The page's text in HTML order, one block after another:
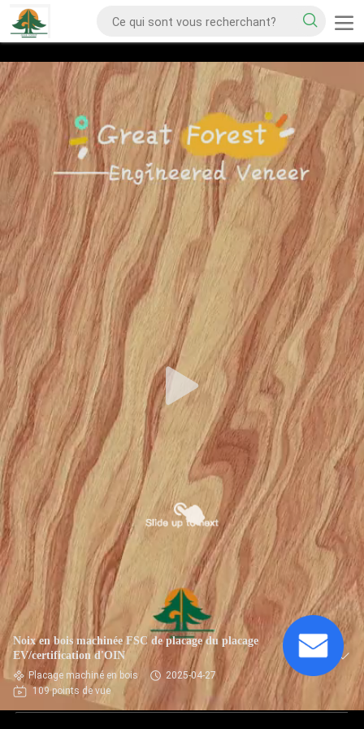
Noix en bois machinée FSC de placage du placage
EV/certification d'OIN
Placage machiné en bois
2025-04-27
109 points de vue